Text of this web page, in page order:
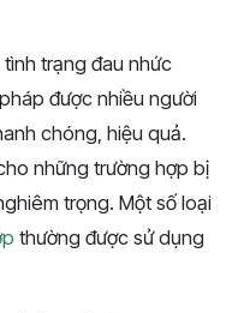
trạng đau nhức
được nhiều người
chóng, hiệu quả.
những trường hợp bị
trọng. Một số loại
thường được sử dụng